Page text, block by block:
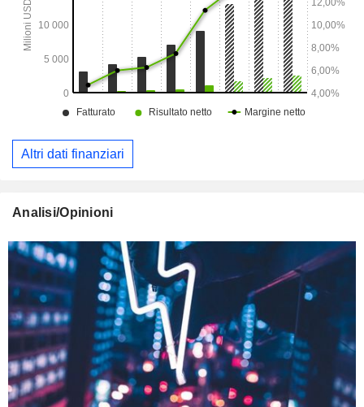
Altri dati finanziari
Analisi/Opinioni